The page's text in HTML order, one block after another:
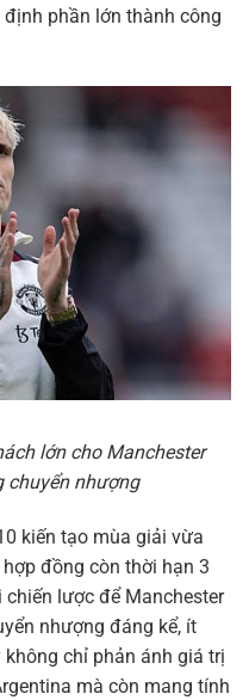
phần lớn thành công
lớn cho Manchester
chuyển nhượng
kiến tạo mùa giải vừa
đồng còn thời hạn 3
lược để Manchester
nhượng đáng kể, ít
chỉ phản ánh giá trị
mà còn mang tính